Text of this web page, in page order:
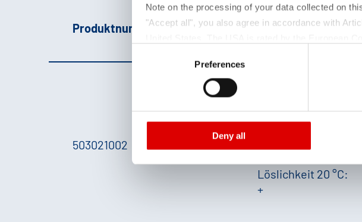
Note on the processing of your data collected on
"Accept all", you also agree in accordance with
monitoring purposes, possibly without the
and functions we use in the data protection
Privacy
Selection
Preferences
Deny all
Produktnummer Produktparameter
503021002
E 350(i) | JECFA
Löslichkeit 20 °C:
+